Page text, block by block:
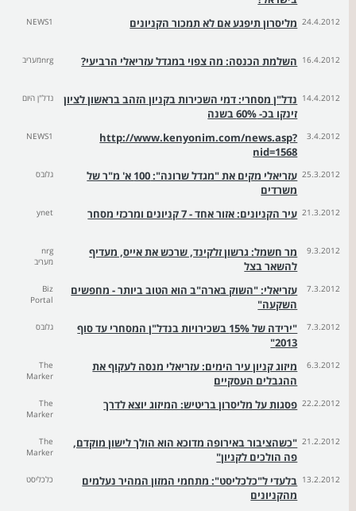
24.4.2012 מליסרון תיפגע אם לא תמכור הקניונים NEWS1
16.4.2012 השלמת הכנסה: מה צפוי במגדל עזריאלי הרביעי? nrgמעריב
14.4.2012 נדל"ן מסחרי: דמי השכירות בקניון הזהב בראשון לציון
זינקו בכ- 60% בשנה
נדל"ן היום
3.4.2012
http://www.kenyonim.com/news.asp?
nid=1568
NEWS1
25.3.2012
עזריאלי מקים את "מגדל שרונה": 100 א' מ"ר של
משרדים
גלובס
21.3.2012 עיר הקניונים: אזור אחד - 7 קניונים ומרכזי מסחר ynet
9.3.2012
מר חשמל: גרשון זלקינד, שרכש את אייס, מעדיף
להשאר בצל
nrg
מעריב
7.3.2012
עזריאלי: "השוק בארה"ב הוא הטוב ביותר - מחפשים
השקעה"
Biz
Portal
7.3.2012
"ירידה של 15% בשכירויות בנדל"ן המסחרי עד סוף
2013"
גלובס
6.3.2012
מיזוג קניון עיר הימים: עזריאלי מנסה לעקוף את
ההגבלים העסקיים
The
Marker
22.2.2012 פסגות על מליסרון בריטיש: המיזוג יוצא לדרך
The
Marker
21.2.2012 "כשהציבור באירופה מדוכא הוא הולך לישון מוקדם,
פה הולכים לקניון"
The
Marker
13.2.2012 בלעדי ל"כלכליסט": מתחמי המזון המהיר נעלמים
מהקניונים
כלכליסט